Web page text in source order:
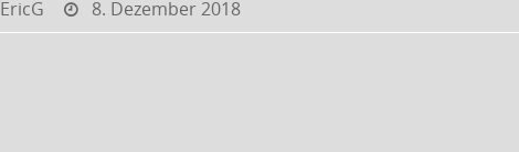
EricG 8. Dezember 2018